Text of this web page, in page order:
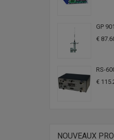
GP
€
RS-
€
NOUVEAUX